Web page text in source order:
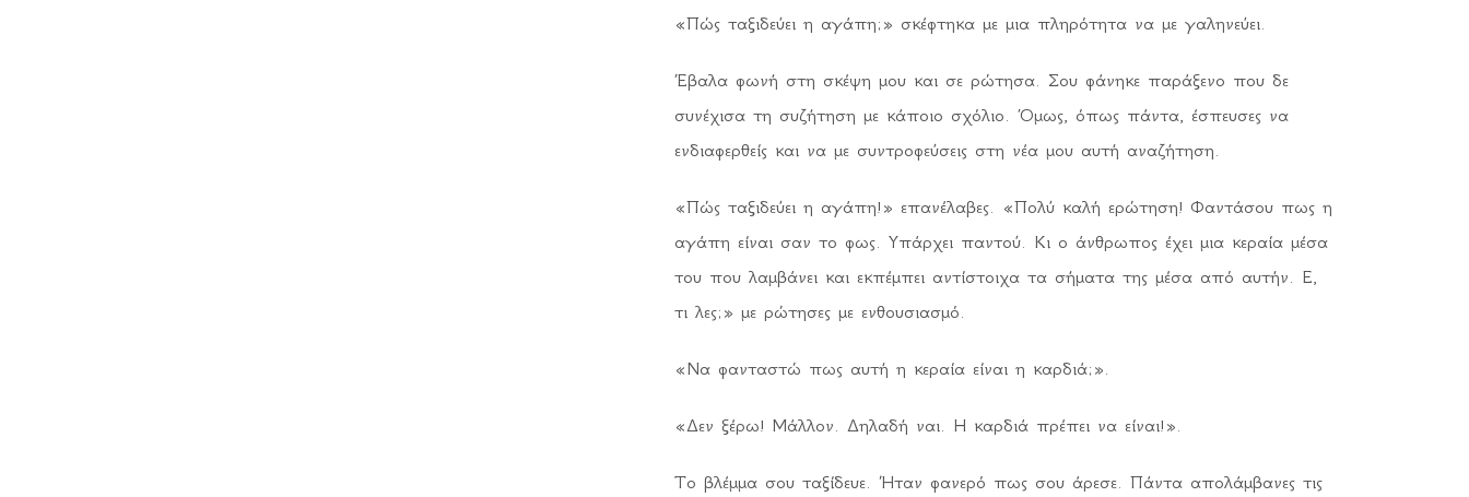
«Πώς ταξιδεύει η αγάπη;» σκέφτηκα με μια πληρότητα να με γαληνεύει.
Έβαλα φωνή στη σκέψη μου και σε ρώτησα. Σου φάνηκε παράξενο που δε
συνέχισα τη συζήτηση με κάποιο σχόλιο. Όμως, όπως πάντα, έσπευσες να
ενδιαφερθείς και να με συντροφεύσεις στη νέα μου αυτή αναζήτηση.
«Πώς ταξιδεύει η αγάπη!» επανέλαβες. «Πολύ καλή ερώτηση! Φαντάσου πως η
αγάπη είναι σαν το φως. Υπάρχει παντού. Κι ο άνθρωπος έχει μια κεραία μέσα
του που λαμβάνει και εκπέμπει αντίστοιχα τα σήματα της μέσα από αυτήν. Ε,
τι λες;» με ρώτησες με ενθουσιασμό.
«Να φανταστώ πως αυτή η κεραία είναι η καρδιά;».
«Δεν ξέρω! Μάλλον. Δηλαδή ναι. Η καρδιά πρέπει να είναι!».
Το βλέμμα σου ταξίδευε. Ήταν φανερό πως σου άρεσε. Πάντα απολάμβανες τις